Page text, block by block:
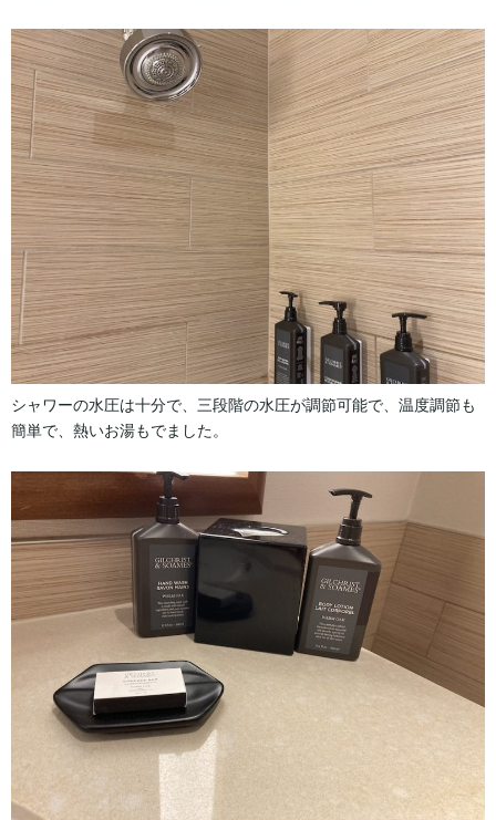
シャワーの水圧は十分で、三段階の水圧が調節可能で、温度調節も
簡単で、熱いお湯もでました。